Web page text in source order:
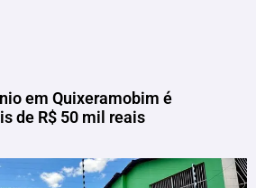
em Quixeramobim é
de R$ 50 mil reais